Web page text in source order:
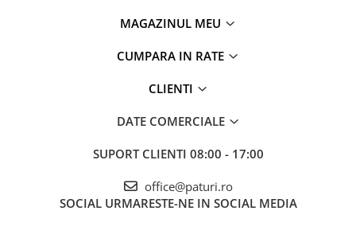
MAGAZINUL MEU
CUMPARA IN RATE
CLIENTI
DATE COMERCIALE
SUPORT CLIENTI 08:00 - 17:00
office@paturi.ro
SOCIAL URMARESTE-NE IN SOCIAL MEDIA